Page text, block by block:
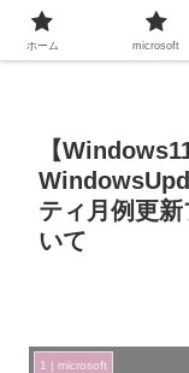
【
ティ月例更
いて
1 | microsoft
ホーム microsoft